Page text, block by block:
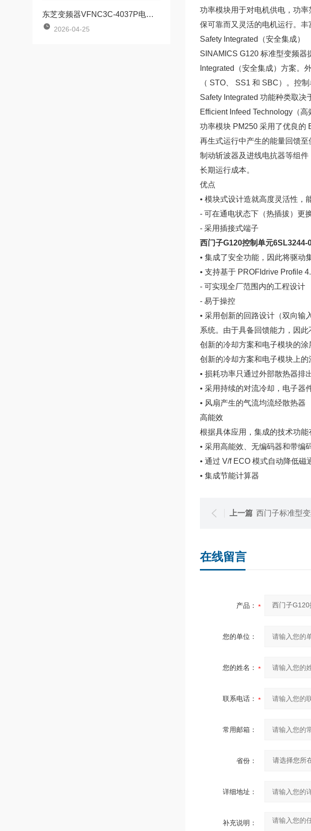
东芝变频器VFNC3C-4037P电机应用安全指南
2026-04-25
功率模块用于对电机供电，功
保可靠而又灵活的电机运行。丰
Safety Integrated（安全集成）
SINAMICS G120 标准型变频
Integrated（安全集成）方案。
（ STO、 SS1 和 SBC）。控
Safety Integrated 功能种类取决
Efficient Infeed Technology（高
功率模块 PM250 采用了优良的
再生式运行中产生的能量回馈
制动斩波器及进线电抗器等组
长期运行成本。
优点
• 模块式设计造就高度灵活性，
- 可在通电状态下（热插拔）更
- 采用插接式端子
西门子G120控制单元6SL3244-
• 集成了安全功能，因此将驱动
• 支持基于 PROFIdrive Profile
- 可实现全厂范围内的工程设计
- 易于操控
• 采用创新的回路设计（双向输
系统。由于具备回馈能力，因
创新的冷却方案和电子模块的涂
创新的冷却方案和电子模块上
• 损耗功率只通过外部散热器排
• 采用持续的对流冷却，电子器
• 风扇产生的气流均流经散热器
高能效
根据具体应用，集成的技术功能
• 采用高能效、无编码器和带编
• 通过 V/f ECO 模式自动降低磁
• 集成节能计算器
上一篇 西门子标准型变频
在线留言
产品：
您的单位：
您的姓名：
联系电话：
常用邮箱：
省份：
详细地址：
补充说明：